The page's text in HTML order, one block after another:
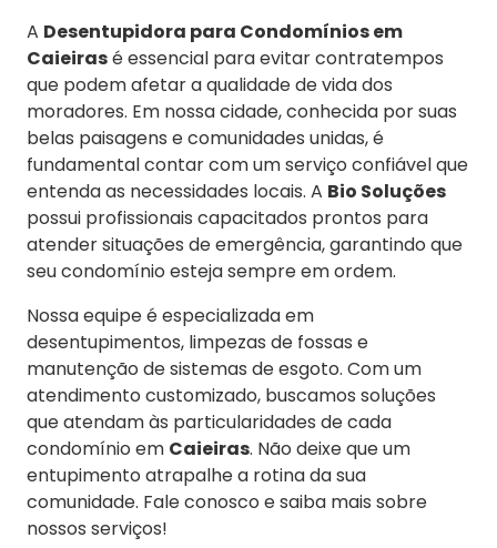
A Desentupidora para Condomínios em
Caieirasé essencial para evitar contratempos
que podem afetar a qualidade de vida dos
moradores. Em nossa cidade, conhecida por suas
belas paisagens e comunidades unidas, é
fundamental contar com um serviço confiável que
entenda as necessidades locais. A Bio Soluções
possui profissionais capacitados prontos para
atender situações de emergência, garantindo que
seu condomínio esteja sempre em ordem.
Nossa equipe é especializada em
desentupimentos, limpezas de fossas e
manutenção de sistemas de esgoto. Com um
atendimento customizado, buscamos soluções
que atendam às particularidades de cada
condomínio em Caieiras. Não deixe que um
entupimento atrapalhe a rotina da sua
comunidade. Fale conosco e saiba mais sobre
nossos serviços!